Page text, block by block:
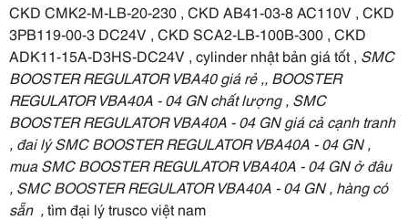
CKD CMK2-M-LB-20-230 , CKD AB41-03-8 AC110V , CKD
3PB119-00-3 DC24V , CKD SCA2-LB-100B-300 , CKD
ADK11-15A-D3HS-DC24V , cylinder nhật bản giá tốt , SMC
BOOSTER REGULATOR VBA40 giá rẻ ,, BOOSTER
REGULATOR VBA40A - 04 GN chất lượng , SMC
BOOSTER REGULATOR VBA40A - 04 GN giá cả cạnh tranh
, đai lý SMC BOOSTER REGULATOR VBA40A - 04 GN ,
mua SMC BOOSTER REGULATOR VBA40A - 04 GN ở đâu
, SMC BOOSTER REGULATOR VBA40A - 04 GN , hàng có
sẵn ,tìm đại lý trusco việt nam